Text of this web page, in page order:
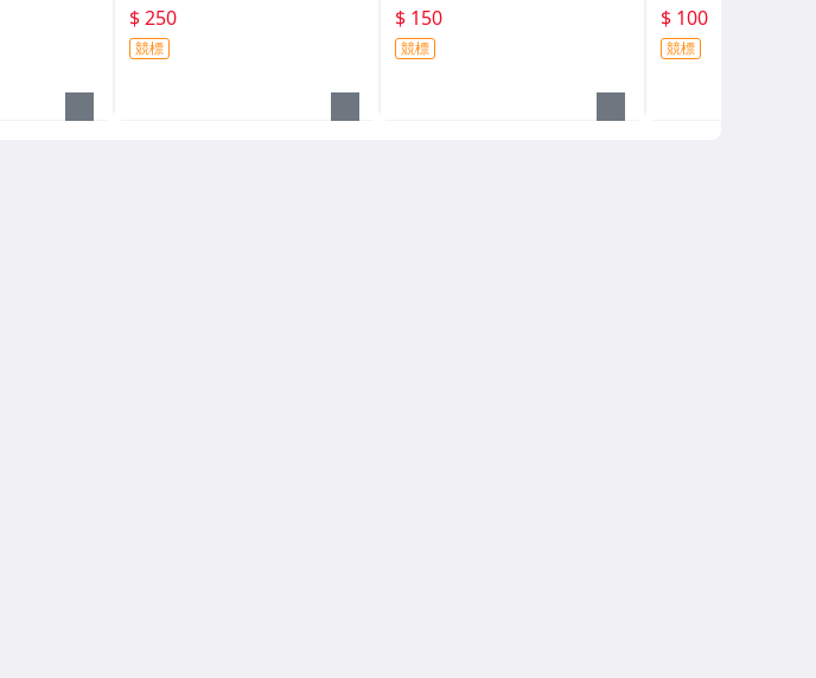
$ 250
競標
$ 150
競標
$ 100
競標